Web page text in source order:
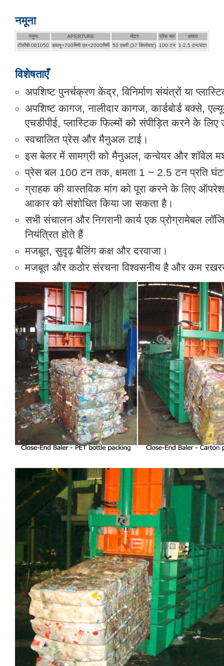
नमूना
नमूना APERTURE मोटर प्रेस बल
क्षमता
टीसीबी-081050 डब्ल्यू=700मिमी एल=2000मिमी 50 एचपी (37 किलोवाट) 100 टन 1-2.5 टन/घंटा
विशेषताएँ
अपशिष्ट पुनर्चक्रण केंद्र, विनिर्माण संयंत्रों या
अपशिष्ट कागज, नालीदार कागज, कार्डबोर्ड बक्से,
एचडीपीई, प्लास्टिक फिल्मों को संपीड़ित करने के
स्वचालित प्रेस और मैनुअल टाई।
इस बेलर में सामग्री को मैनुअल, कन्वेयर और शॉवेल
प्रेस बल 100 टन तक, क्षमता 1 ~ 2.5 टन प्रति
ग्राहक की वास्तविक मांग को पूरा करने के लिए
आकार को संशोधित किया जा सकता है।
सभी संचालन और निगरानी कार्य एक प्रोग्रामेबल
नियंत्रित होते हैं
मजबूत, सुदृढ़ बैलिंग कक्ष और दरवाजा।
मजबूत और कठोर संरचना विश्वसनीय है और कम